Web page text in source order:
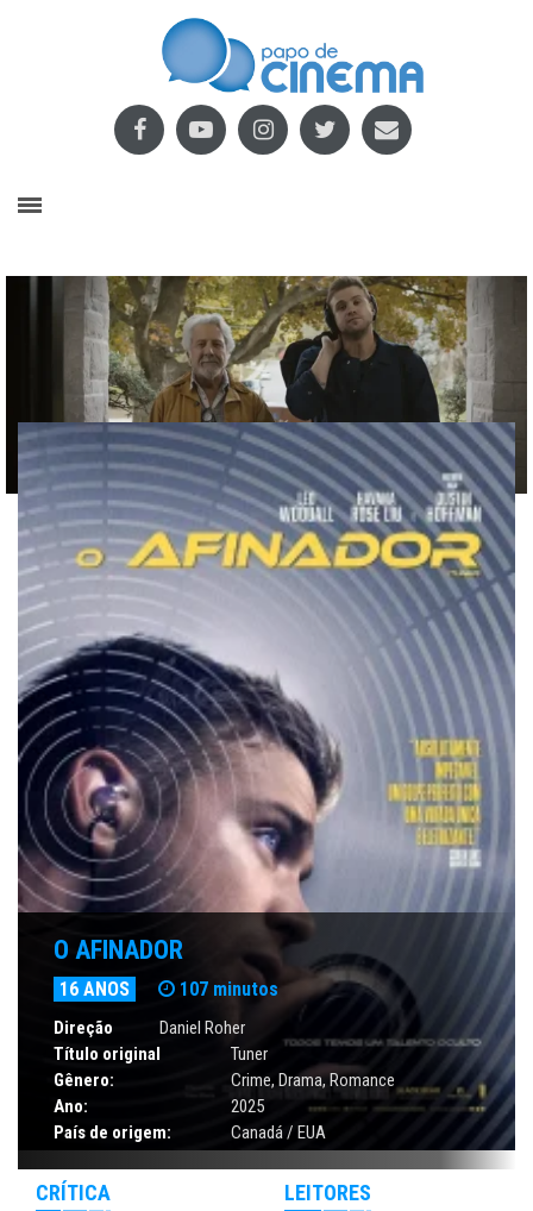
O AFINADOR
16 ANOS 107 minutos
Direção
Daniel Roher
Título original
Tuner
Gênero:
Crime, Drama,Romance
Ano:
2025
País de origem:
Canadá / EUA
CRÍTICA LEITORES